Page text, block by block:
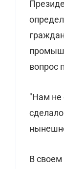
вопрос
"Нам не
В